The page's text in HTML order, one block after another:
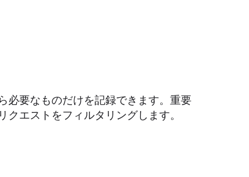
必要なものだけを記録できます。重要
エストをフィルタリングします。